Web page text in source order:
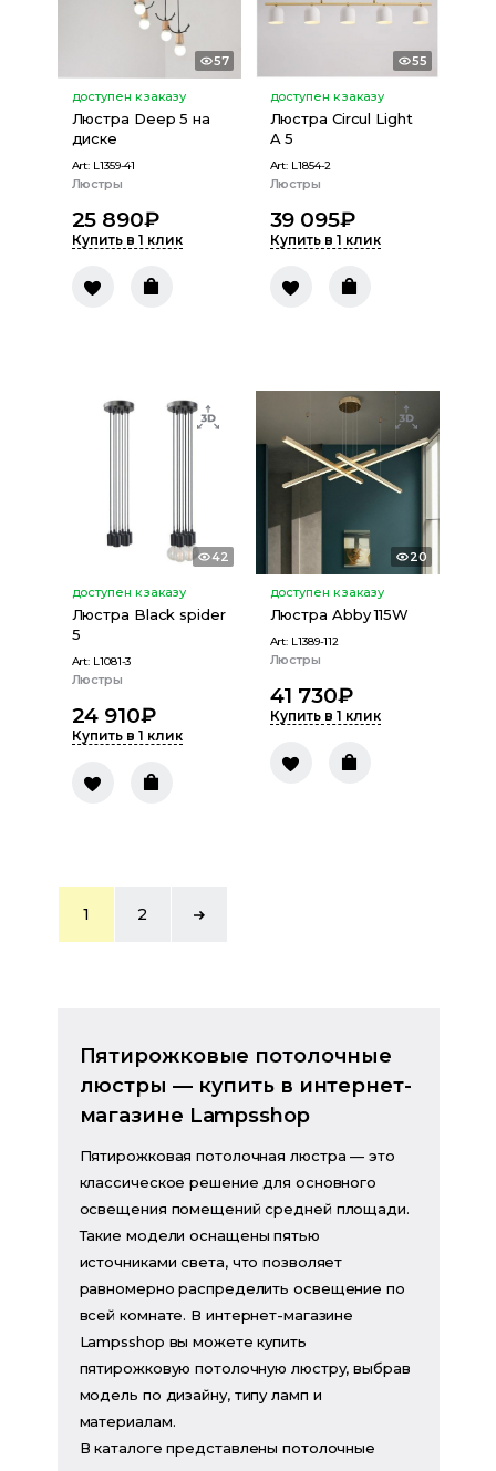
57
доступен к заказу
Люстра Deep 5 на
диске
Art: L1359-41
Люстры
25 890₽
Купить в 1 клик
55
доступен к заказу
Люстра Circul Light
A 5
Art: L1854-2
Люстры
39 095₽
Купить в 1 клик
42
доступен к заказу
Люстра Black spider
5
Art: L1081-3
Люстры
24 910₽
Купить в 1 клик
20
доступен к заказу
Люстра Abby 115W
Art: L1389-112
Люстры
41 730₽
Купить в 1 клик
1 2
Пятирожковые потолочные
люстры — купить в интернет-
магазине Lampsshop
Пятирожковая потолочная люстра — это
классическое решение для основного
освещения помещений средней площади.
Такие модели оснащены пятью
источниками света, что позволяет
равномерно распределить освещение по
всей комнате. В интернет-магазине
Lampsshop вы можете купить
пятирожковую потолочную люстру, выбрав
модель по дизайну, типу ламп и
материалам.
В каталоге представлены потолочные